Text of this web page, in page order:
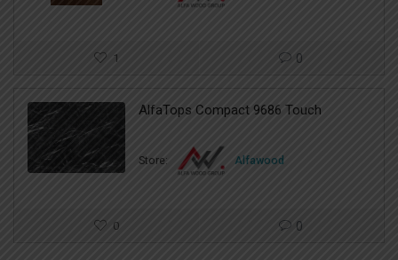
1 0
AlfaTops Compact 9686 Touch
Store: Alfawood
0 0